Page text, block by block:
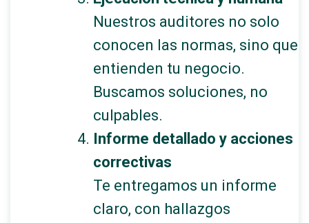
Nuestros auditores no solo
conocen las normas, sino que
entienden tu negocio.
Buscamos soluciones, no
culpables.
Informe detallado y acciones
correctivas
Te entregamos un informe
claro, con hallazgos